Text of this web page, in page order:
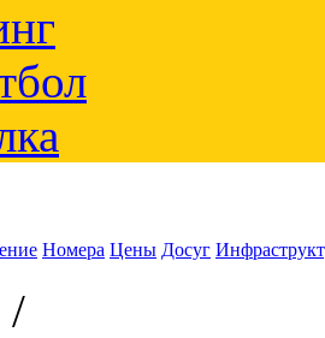
Номера Цены Досуг
/